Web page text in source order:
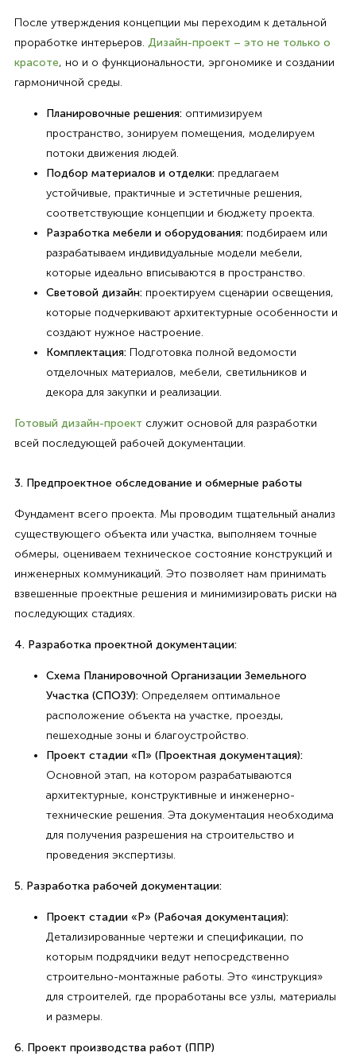
После утверждения концепции мы переходим к детальной
проработке интерьеров. Дизайн-проект – это не только о
красоте, но и о функциональности, эргономике и создании
гармоничной среды.
Планировочные решения:оптимизируем
пространство, зонируем помещения, моделируем
потоки движения людей.
Подбор материалов и отделки:предлагаем
устойчивые, практичные и эстетичные решения,
соответствующие концепции и бюджету проекта.
Разработка мебели и оборудования:подбираем или
разрабатываем индивидуальные модели мебели,
которые идеально вписываются в пространство.
Световой дизайн:проектируем сценарии освещения,
которые подчеркивают архитектурные особенности и
создают нужное настроение.
Комплектация:Подготовка полной ведомости
отделочных материалов, мебели, светильников и
декора для закупки и реализации.
Готовый дизайн-проект служит основой для разработки
всей последующей рабочей документации.
3. Предпроектное обследование и обмерные работы
Фундамент всего проекта. Мы проводим тщательный анализ
существующего объекта или участка, выполняем точные
обмеры, оцениваем техническое состояние конструкций и
инженерных коммуникаций. Это позволяет нам принимать
взвешенные проектные решения и минимизировать риски на
последующих стадиях.
4. Разработка проектной документации:
Схема Планировочной Организации Земельного
Участка (СПОЗУ):Определяем оптимальное
расположение объекта на участке, проезды,
пешеходные зоны и благоустройство.
Проект стадии «П» (Проектная документация):
Основной этап, на котором разрабатываются
архитектурные, конструктивные и инженерно-
технические решения. Эта документация необходима
для получения разрешения на строительство и
проведения экспертизы.
5. Разработка рабочей документации:
Проект стадии «Р» (Рабочая документация):
Детализированные чертежи и спецификации, по
которым подрядчики ведут непосредственно
строительно-монтажные работы. Это «инструкция»
для строителей, где проработаны все узлы, материалы
и размеры.
6. Проект производства работ (ППР)